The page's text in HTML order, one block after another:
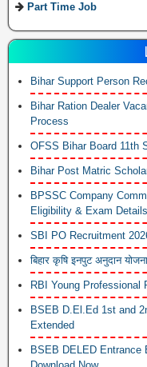
Part Time Job
Bihar Support Person
Bihar Ration Dealer
Process
OFSS Bihar Board 11th
Bihar Post Matric
BPSSC Company
Eligibility & Exam Details
SBI PO Recruitment
बिहार कृषि इनपुट अनुदान
RBI Young Professional
BSEB D.El.Ed 1st and
Extended
BSEB DELED Entrance